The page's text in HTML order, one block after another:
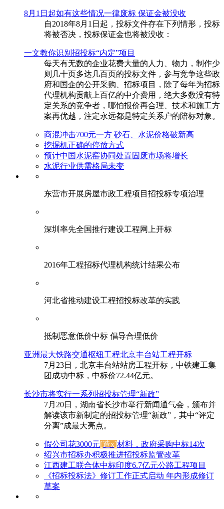
8月1日起如有这些情况一律废标 保证金被没收
自2018年8月1日起，投标文件存在下列情形，投标
将被否决，投标保证金也将被没收：
一文教你识别招投标“内定”项目
每天有无数的企业花费大量的人力、物力，制作少
则几十页多达几百页的投标文件，参与竞争这些政
府和国企的公开采购、招标项目，除了每年为招标
代理机构贡献上百亿的中介费用，绝大多数没有特
定关系的竞争者，哪怕报价再合理、技术和施工方
案再优越，注定永远都是特定关系户的陪标对象。
商混冲击700元一方 砂石、水泥价格破新高
挖掘机正确的停放方式
预计中国水泥窑协同处置固废市场将增长
水泥行业供需格局未变
东营市开展房屋市政工程项目招投标专项治理
深圳率先全国推行建设工程网上开标
2016年工程招标代理机构统计结果公布
河北省推动建设工程招投标改革的实践
抵制恶意低价中标 倡导合理低价
亚洲最大铁路交通枢纽工程北京丰台站工程开标
7月23日，北京丰台站站房工程开标，中铁建工集
团成功中标，中标价72.44亿元。
长沙市将实行一系列招投标管理“新政”
7月20日，湖南省长沙市举行新闻通气会，颁布并
解读该市新制定的招投标管理“新政”，其中“评定
分离”成最大亮点。
假公司花3000元[造x]材料，政府采购中标14次
绍兴市招标办积极推进招投标监管改革
江西建工联合体中标印度6.7亿元公路工程项目
《招标投标法》修订工作正式启动 年内形成修订
草案